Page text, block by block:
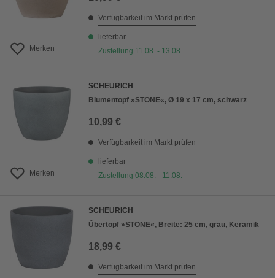
Merken
Verfügbarkeit im Markt prüfen
lieferbar
Zustellung 11.08. - 13.08.
Merken
SCHEURICH
Blumentopf »STONE«, Ø 19 x 17 cm, schwarz
10,99 €
Verfügbarkeit im Markt prüfen
lieferbar
Zustellung 08.08. - 11.08.
SCHEURICH
Übertopf »STONE«, Breite: 25 cm, grau, Keramik
18,99 €
Verfügbarkeit im Markt prüfen